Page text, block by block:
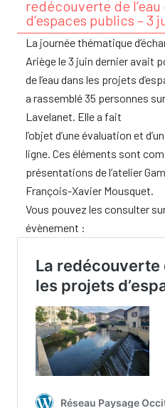
redécouverte de
d’espaces publics – 3
La journée thématique
Ariège le 3 juin dernier avait
de l’eau dans les projets
a rassemblé 35 personnes
Lavelanet. Elle a fait
l’objet d’une évaluation et
ligne. Ces éléments sont
présentations de l’atelier
François-Xavier Mousquet.
Vous pouvez les consulter
évènement :